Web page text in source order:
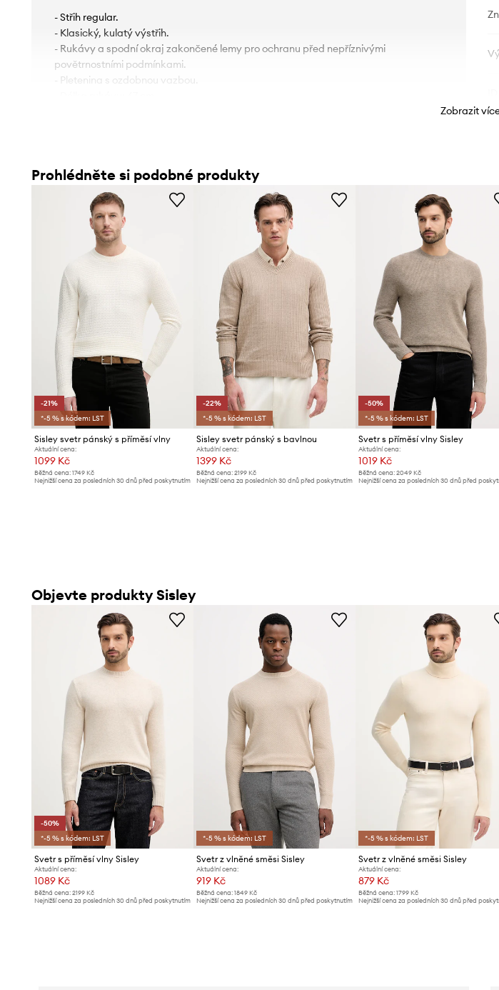
- Střih regular.
- Klasický, kulatý výstřih.
- Rukávy a spodní okraj zakončené lemy pro ochranu před nepříznivými
povětrnostními podmínkami.
- Pletenina s ozdobnou vazbou.
Zobrazit
Prohlédněte si podobné produkty
-21%
*-5 % s kódem: LST
Sisley svetr pánský s příměsí vlny
Aktuální cena:
1099 Kč
Běžná cena: 1749 Kč
Nejnižší cena za posledních 30 dnů před poskytnutím
-22%
*-5 % s kódem: LST
Sisley svetr pánský s bavlnou
Aktuální cena:
1399 Kč
Běžná cena:2199 Kč
Nejnižší cena za posledních 30 dnů před poskytnutím
-50%
*-5 % s kódem: LST
Svetr s příměsí vlny Sisley
Aktuální cena:
1019 Kč
Běžná cena: 2049 Kč
Nejnižší cena za posledních 30 dnů před
Objevte produkty Sisley
-50%
*-5 % s kódem: LST
Svetr s příměsí vlny Sisley
Aktuální cena:
1089 Kč
Běžná cena: 2199 Kč
Nejnižší cena za posledních 30 dnů před poskytnutím
*-5 % s kódem: LST
Svetr z vlněné směsi Sisley
Aktuální cena:
919 Kč
Běžná cena:1849 Kč
Nejnižší cena za posledních 30 dnů před poskytnutím
*-5 % s kódem: LST
Svetr z vlněné směsi Sisley
Aktuální cena:
879 Kč
Běžná cena: 1799 Kč
Nejnižší cena za posledních 30 dnů před